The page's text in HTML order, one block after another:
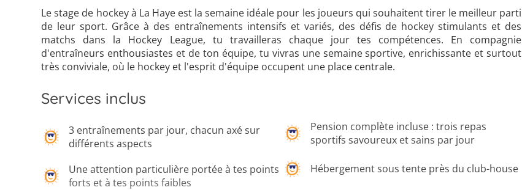
Le stage de hockey à La Haye est la semaine idéale pour les joueurs qui souhaitent tirer le meilleur parti
de leur sport. Grâce à des entraînements intensifs et variés, des défis de hockey stimulants et des
matchs dans la Hockey League, tu travailleras chaque jour tes compétences. En compagnie
d'entraîneurs enthousiastes et de ton équipe, tu vivras une semaine sportive, enrichissante et surtout
très conviviale, où le hockey et l'esprit d'équipe occupent une place centrale.
Services inclus
3 entraînements par jour, chacun axé sur
différents aspects
Une attention particulière portée à tes points
forts et à tes points faibles
Pension complète incluse : trois repas
sportifs savoureux et sains par jour
Hébergement sous tente près du club-house